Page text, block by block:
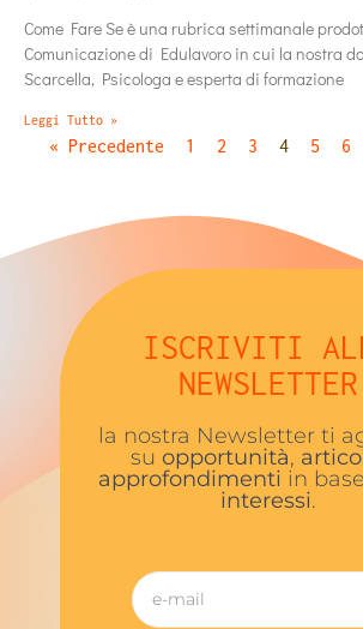
Come Fare Se è una rubrica settimanale
Comunicazione di Edulavoro in cui la nostra
Scarcella, Psicologa e esperta di formazione
Leggi Tutto »
« Precedente 1 2 3 4 5 6
ISCRIVITI
NEWSLETTER
la nostra Newsletter ti
su opportunità,
approfondimenti in
interessi.